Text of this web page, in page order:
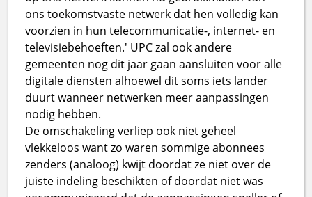
ons toekomstvaste netwerk dat hen volledig kan
voorzien in hun telecommunicatie-, internet- en
televisiebehoeften.' UPC zal ook andere
gemeenten nog dit jaar gaan aansluiten voor alle
digitale diensten alhoewel dit soms iets lander
duurt wanneer netwerken meer aanpassingen
nodig hebben.
De omschakeling verliep ook niet geheel
vlekkeloos want zo waren sommige abonnees
zenders (analoog) kwijt doordat ze niet over de
juiste indeling beschikten of doordat niet was